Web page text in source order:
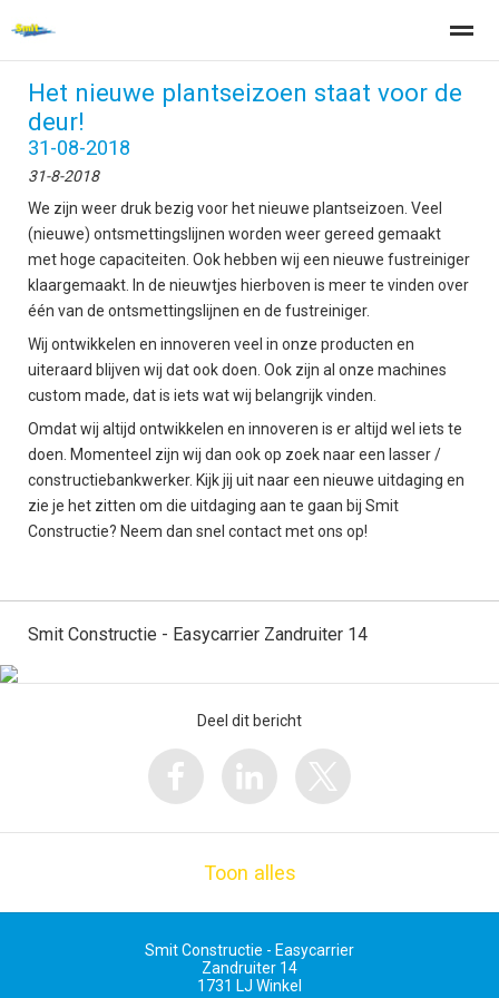
Home
Het nieuwe plantseizoen staat voor de
deur!
31-08-2018
31-8-2018
We zijn weer druk bezig voor het nieuwe plantseizoen. Veel
(nieuwe) ontsmettingslijnen worden weer gereed gemaakt
met hoge capaciteiten. Ook hebben wij een nieuwe fustreiniger
klaargemaakt. In de nieuwtjes hierboven is meer te vinden over
één van de ontsmettingslijnen en de fustreiniger.
Wij ontwikkelen en innoveren veel in onze producten en
uiteraard blijven wij dat ook doen. Ook zijn al onze machines
custom made, dat is iets wat wij belangrijk vinden.
Omdat wij altijd ontwikkelen en innoveren is er altijd wel iets te
doen. Momenteel zijn wij dan ook op zoek naar een lasser /
constructiebankwerker. Kijk jij uit naar een nieuwe uitdaging en
zie je het zitten om die uitdaging aan te gaan bij Smit
Constructie? Neem dan snel contact met ons op!
Smit Constructie - Easycarrier Zandruiter 14
Deel dit bericht
Toon alles
Smit Constructie - Easycarrier
Zandruiter 14
1731 LJ Winkel